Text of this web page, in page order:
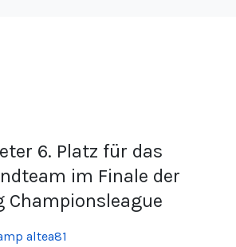
6. Platz für das
im Finale der
Championsleague